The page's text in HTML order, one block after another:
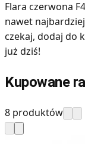
Flara czerwona
nawet
czekaj, dodaj do
już dziś!
Kupowane
8 produktów